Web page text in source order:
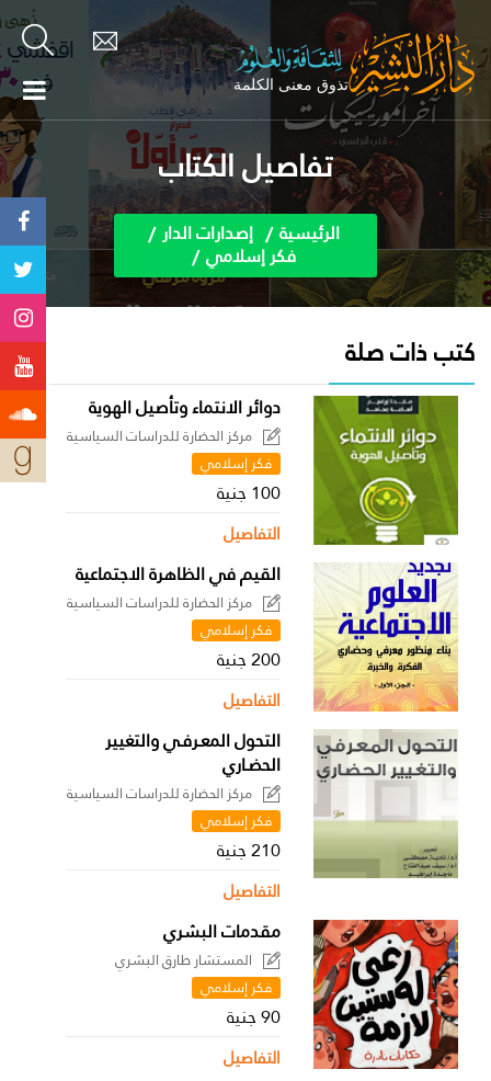
تفاصيل الكتاب
الرئيسية إصدارات الدار
فكر إسلامي
كتب ذات صلة
دوائر الانتماء وتأصيل الهوية
مركز الحضارة للدراسات السياسية
فكر إسلامي
100 جنية
التفاصيل
القيم في الظاهرة الاجتماعية
مركز الحضارة للدراسات السياسية
فكر إسلامي
200 جنية
التفاصيل
التحول المعـرفـي والتغيير
الحضـاري
مركز الحضارة للدراسات السياسية
فكر إسلامي
210 جنية
التفاصيل
مقدمات البشري
المستشار طارق البشري
فكر إسلامي
90 جنية
التفاصيل